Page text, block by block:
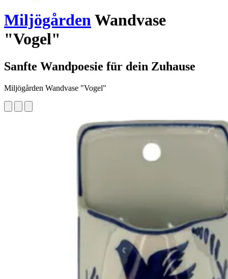
MiljögårdenWandvase
"Vogel"
Sanfte Wandpoesie für dein Zuhause
Miljögården Wandvase "Vogel"